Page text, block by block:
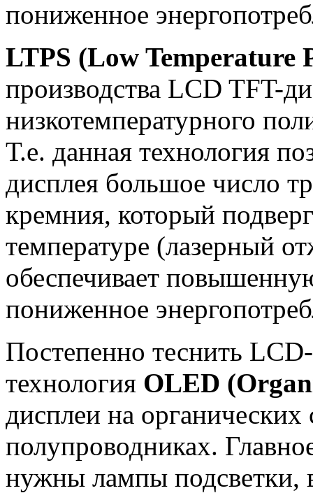
пониженное
LTPS (Low Temperature
производства LCD TFT-
низкотемпературного
Т.е. данная технология
дисплея большое число
кремния, который
температуре (лазерный
обеспечивает
пониженное
Постепенно теснить
технология OLED
дисплеи на
полупроводниках.
нужны лампы подсветки,